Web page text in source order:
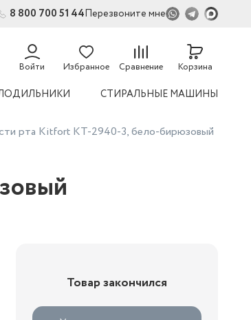
8 800 700 51 44Перезвоните мне
Войти Избранное Сравнение
54
Корзина
СТИРАЛЬНЫЕ МАШИНЫ
рта Kitfort КТ-2940-3, бело-бирюзовый
Товар закончился